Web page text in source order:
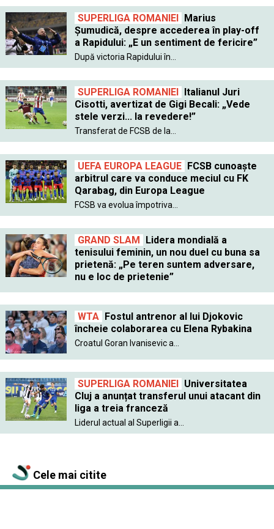
SUPERLIGA ROMANIEI Marius
Șumudică, despre accederea în play-off
a Rapidului: „E un sentiment de fericire”
După victoria Rapidului în...
SUPERLIGA ROMANIEI Italianul Juri
Cisotti, avertizat de Gigi Becali: „Vede
stele verzi... la revedere!”
Transferat de FCSB de la...
UEFA EUROPA LEAGUE FCSB cunoaște
arbitrul care va conduce meciul cu FK
Qarabag, din Europa League
FCSB va evolua împotriva...
GRAND SLAM Lidera mondială a
tenisului feminin, un nou duel cu buna sa
prietenă: „Pe teren suntem adversare,
nu e loc de prietenie”
WTA Fostul antrenor al lui Djokovic
încheie colaborarea cu Elena Rybakina
Croatul Goran Ivanisevic a...
SUPERLIGA ROMANIEI Universitatea
Cluj a anunțat transferul unui atacant din
liga a treia franceză
Liderul actual al Superligii a...
Cele mai citite